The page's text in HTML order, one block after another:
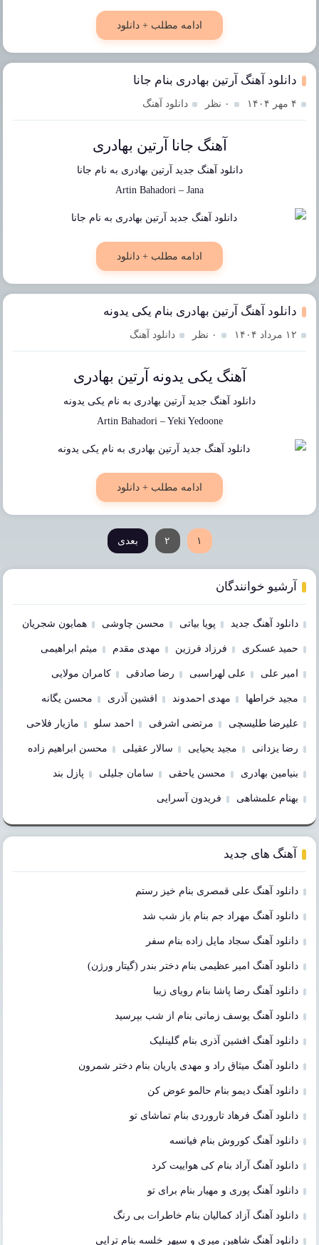
ادامه مطلب + دانلود
دانلود آهنگ آرتین بهادری بنام جانا
۴ مهر ۱۴۰۴ ۰ نظر دانلود آهنگ
آهنگ جانا آرتین بهادری
دانلود آهنگ جدید آرتین بهادری به نام جانا
Artin Bahadori – Jana
ادامه مطلب + دانلود
دانلود آهنگ آرتین بهادری بنام یکی یدونه
۱۲ مرداد ۱۴۰۴ ۰ نظر دانلود آهنگ
آهنگ یکی یدونه آرتین بهادری
دانلود آهنگ جدید آرتین بهادری به نام یکی یدونه
Artin Bahadori– Yeki Yedoone
ادامه مطلب + دانلود
۱ ۲ بعدی
آرشیو خوانندگان
دانلود آهنگ جدید پویا بیاتی محسن چاوشی همایون شجریان
حمید عسکری فرزاد فرزین مهدی مقدم میثم ابراهیمی
امیر علی علی لهراسبی رضا صادقی کامران مولایی
مجید خراطها مهدی احمدوند افشین آذری محسن یگانه
علیرضا طلیسچی مرتضی اشرفی احمد سلو مازیار فلاحی
رضا یزدانی مجید یحیایی سالار عقیلی محسن ابراهیم زاده
بنیامین بهادری محسن یاحقی سامان جلیلی پازل بند
بهنام علمشاهی فریدون آسرایی
آهنگ های جدید
دانلود آهنگ علی قمصری بنام خیز رستم
دانلود آهنگ مهراد جم بنام باز شب شد
دانلود آهنگ سجاد مایل زاده بنام سفر
دانلود آهنگ امیر عظیمی بنام دختر بندر (گیتار ورژن)
دانلود آهنگ رضا پاشا بنام رویای زیبا
دانلود آهنگ یوسف زمانی بنام از شب بپرسید
دانلود آهنگ افشین آذری بنام گلینلیک
دانلود آهنگ میثاق راد و مهدی یاریان بنام دختر شمرون
دانلود آهنگ دیمو بنام حالمو عوض کن
دانلود آهنگ فرهاد تاروردی بنام تماشای تو
دانلود آهنگ کوروش بنام فیانسه
دانلود آهنگ آراد بنام کی هواییت کرد
دانلود آهنگ پوری و مهیار بنام برای تو
دانلود آهنگ آزاد کمالیان بنام خاطرات بی رنگ
دانلود آهنگ شاهین میری و سپهر خلسه بنام تراپی